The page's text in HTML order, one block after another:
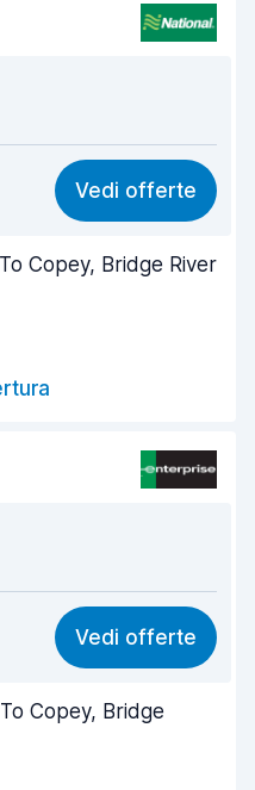
8,7
8,2
9,4
9,1
Vedi offerte
Copey, Bridge River
8,3
8,2
Vedi offerte
Copey, Bridge